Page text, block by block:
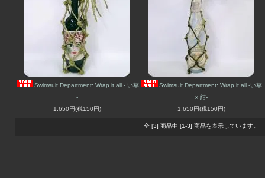
Swimsuit Department: Wrap it all - い草
-
1,650円(税150円)
Swimsuit Department: Wrap it all -い草
x 紺-
1,650円(税150円)
全 [3] 商品中 [1-3] 商品を表示しています。